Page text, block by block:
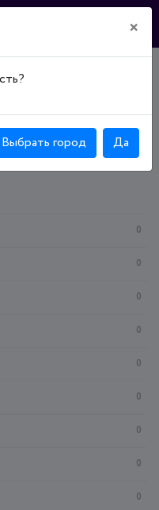
0
0
0
0
0
0
0
0
0
×
Выбрать город Да